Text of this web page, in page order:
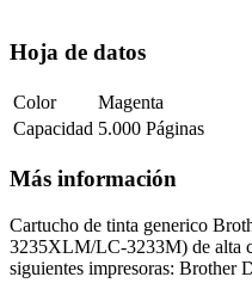
Hoja de datos
Color
Magenta
Capacidad 5.000 Páginas
Más información
Cartucho de tinta generico
3235XLM/LC-3233M) de alta
siguientes impresoras: Brother